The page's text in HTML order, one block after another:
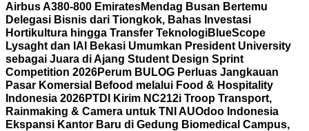
Airbus A380-800 EmiratesMendag Busan Bertemu
Delegasi Bisnis dari Tiongkok, Bahas Investasi
Hortikultura hingga Transfer TeknologiBlueScope
Lysaght dan IAI Bekasi Umumkan President University
sebagai Juara di Ajang Student Design Sprint
Competition 2026Perum BULOG Perluas Jangkauan
Pasar Komersial Befood melalui Food & Hospitality
Indonesia 2026PTDI Kirim NC212i Troop Transport,
Rainmaking & Camera untuk TNI AUOdoo Indonesia
Ekspansi Kantor Baru di Gedung Biomedical Campus,